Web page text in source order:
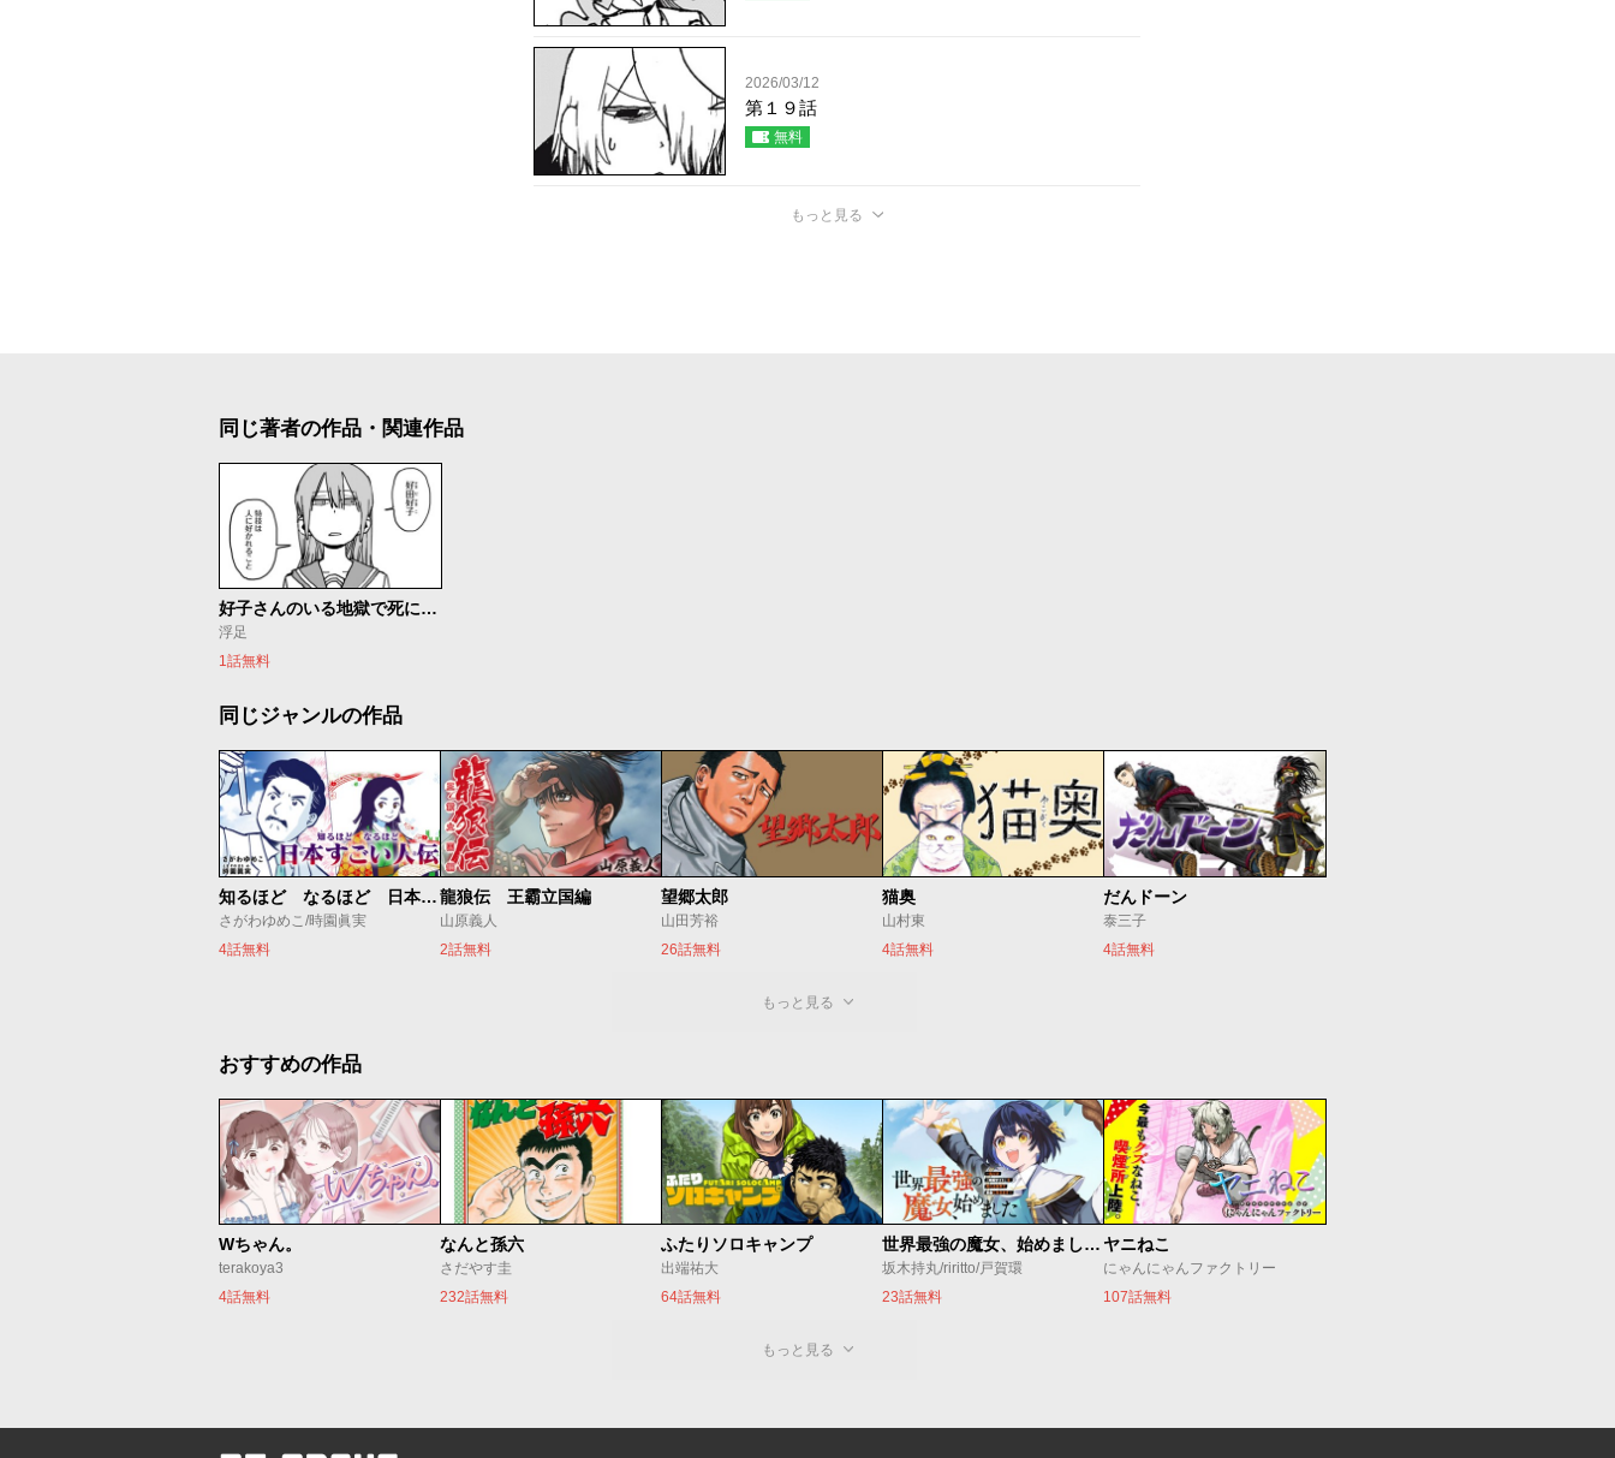
2026/03/12
第１９話
無料
もっと見る
同じ著者の作品・関連作品
好子さんのいる地獄で死にたい
浮足
1話無料
同じジャンルの作品
知るほど なるほど 日本すごい人伝
さがわゆめこ/時園眞実
4話無料
龍狼伝 王霸立国編
山原義人
2話無料
望郷太郎
山田芳裕
26話無料
猫奥
山村東
4話無料
だんドーン
泰三子
4話無料
もっと見る
おすすめの作品
Wちゃん。
terakoya3
4話無料
なんと孫六
さだやす圭
232話無料
ふたりソロキャンプ
出端祐大
64話無料
世界最強の魔女、始めました ～私だけ『攻略サイト』を見れる世界で自由に生きます～
坂木持丸/riritto/戸賀環
23話無料
ヤニねこ
にゃんにゃんファクトリー
107話無料
もっと見る